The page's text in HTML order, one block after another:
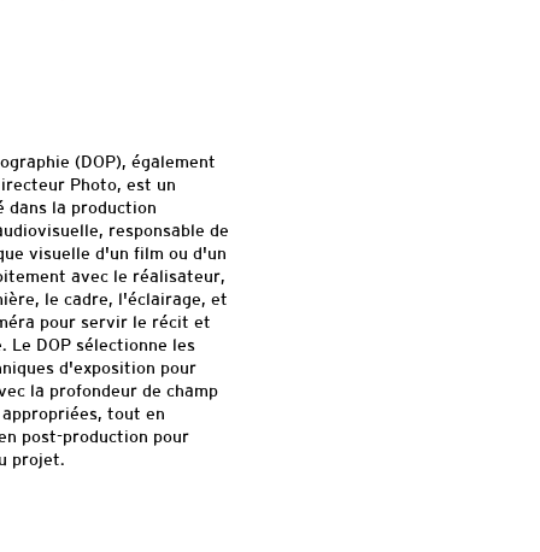
(DOP), également
Photo, est un
la production
responsable de
visuelle d'un film ou d'un
avec le réalisateur,
le cadre, l'éclairage, et
pour servir le récit et
Le DOP sélectionne les
d'exposition pour
la profondeur de champ
tout en
post-production pour
projet.